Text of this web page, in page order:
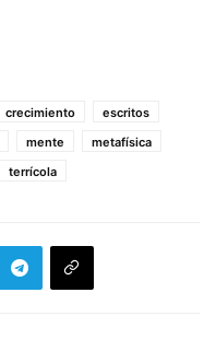
crecimiento
escritos
mente
metafísica
terrícola